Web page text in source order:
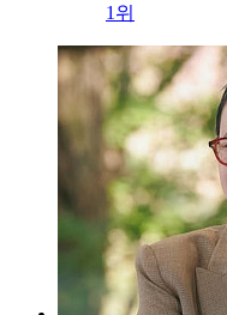
1위